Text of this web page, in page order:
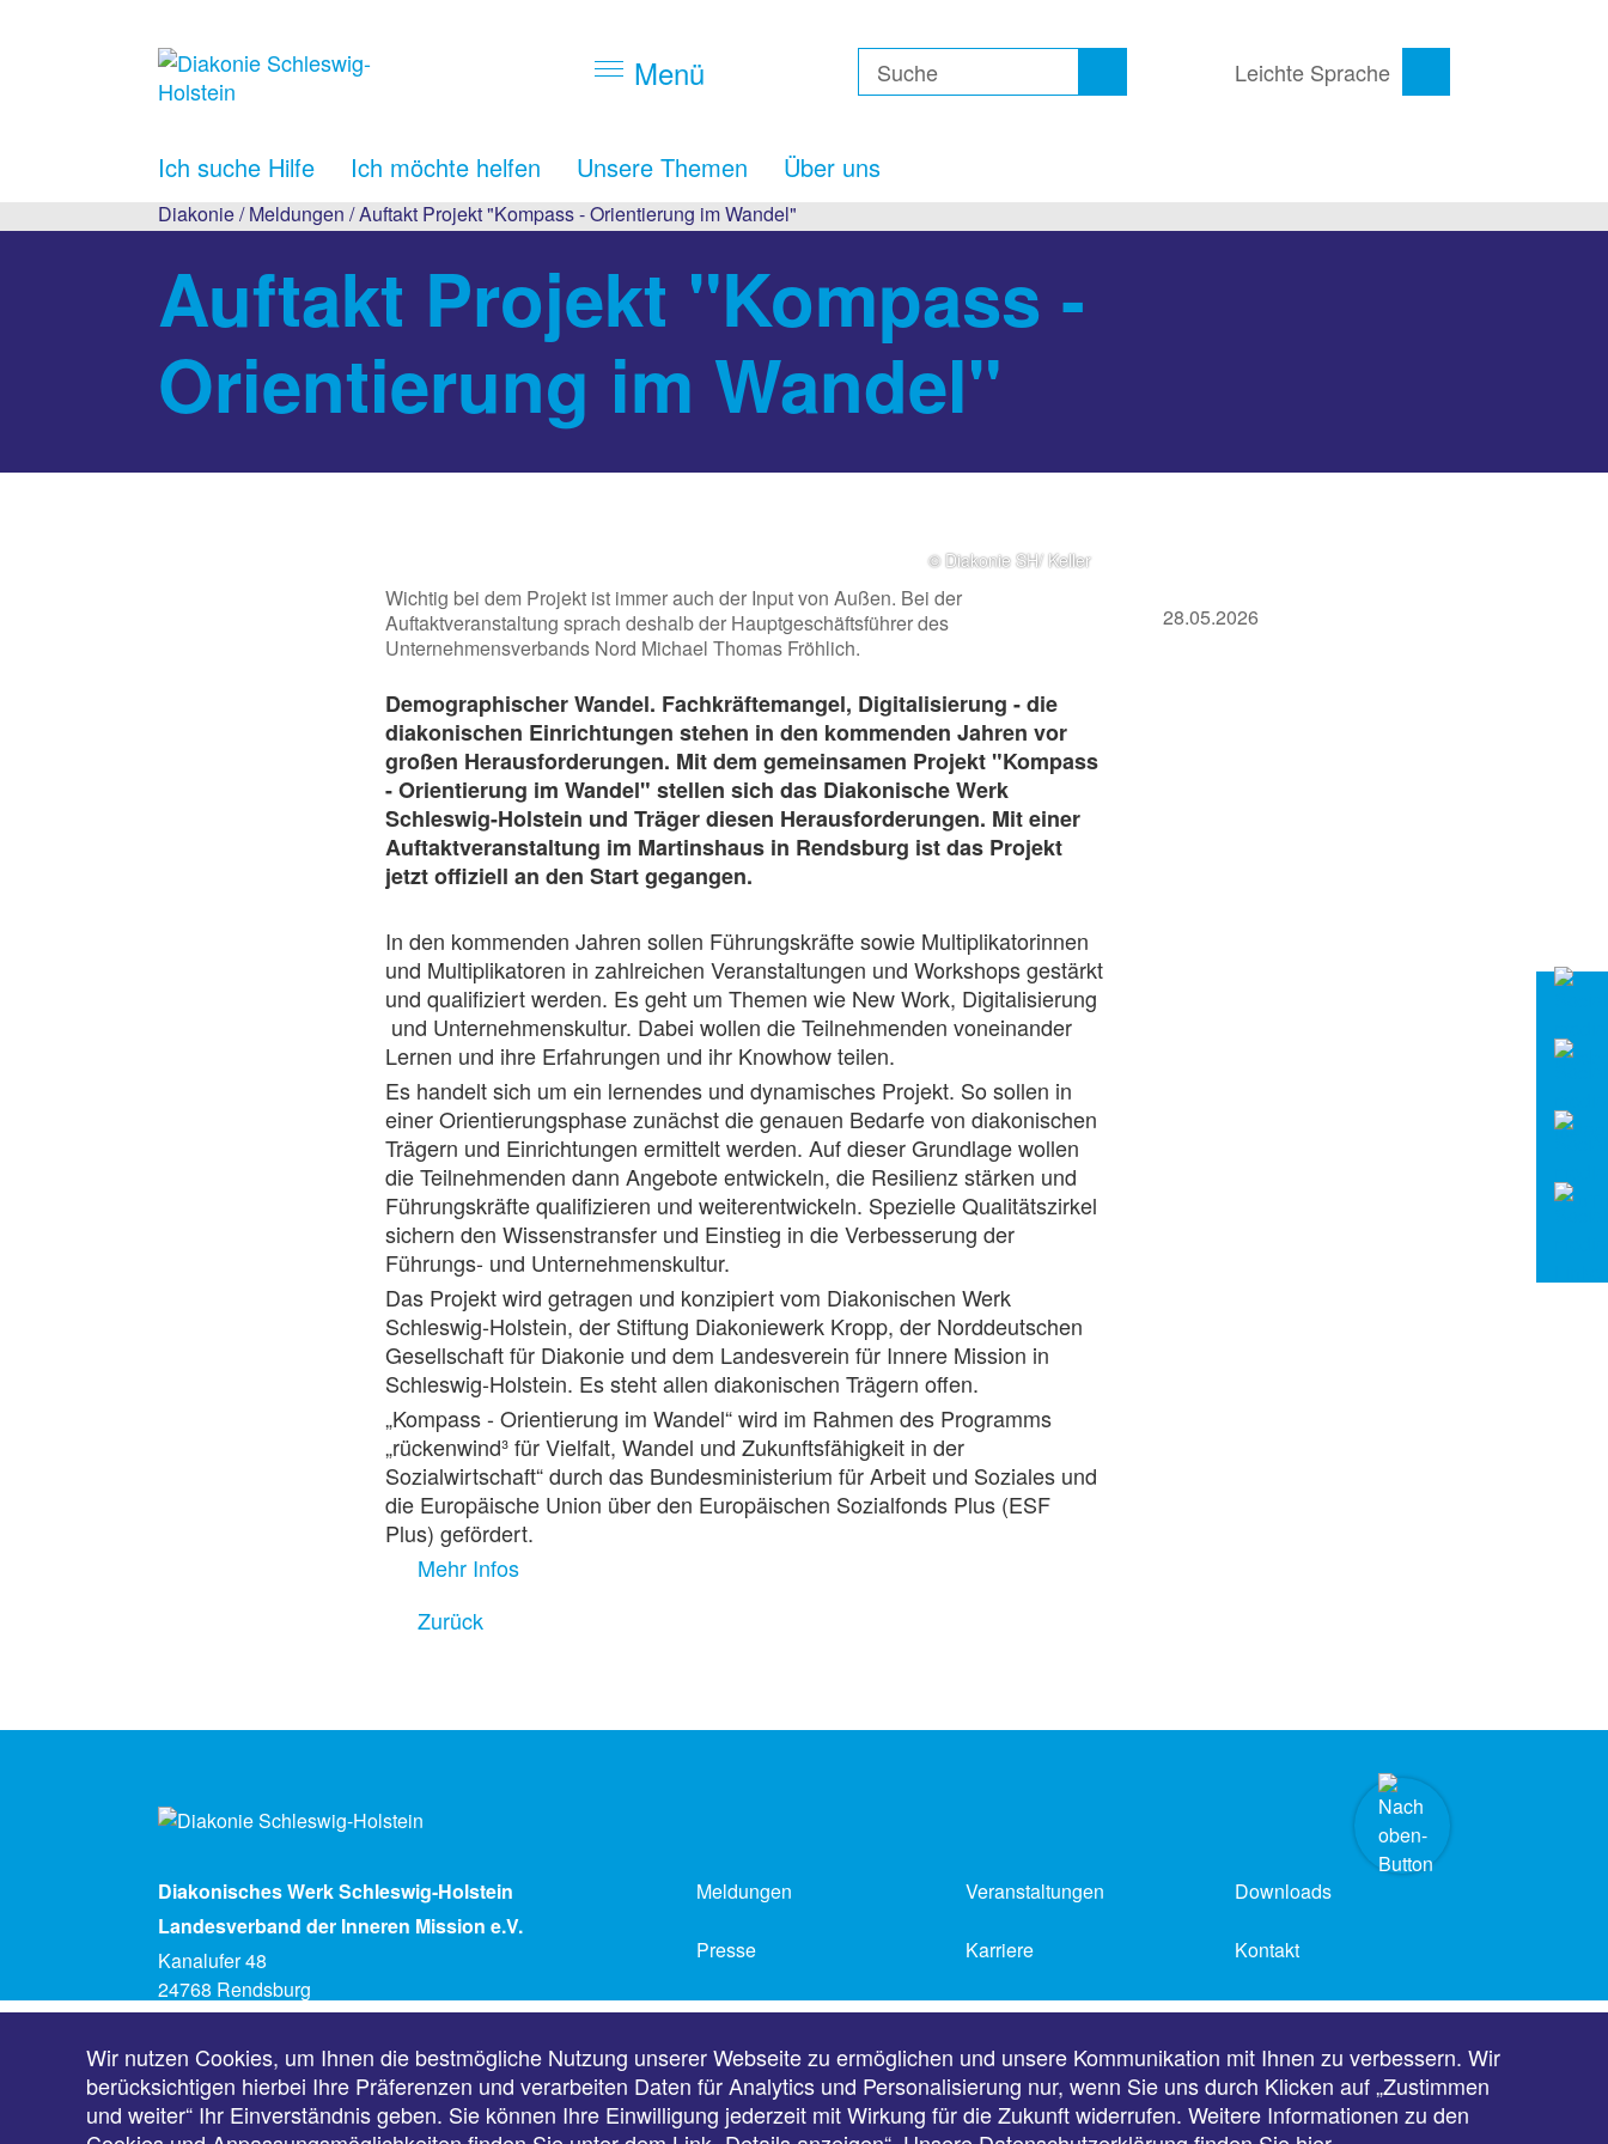
Menü Leichte Sprache
Ich suche Hilfe Ich möchte helfen Unsere Themen Über uns
Diakonie/Meldungen / Auftakt Projekt "Kompass - Orientierung im Wandel"
Auftakt Projekt "Kompass -
Orientierung im Wandel"
28.05.2026
Wichtig bei dem Projekt ist immer auch der Input von Außen. Bei der
Auftaktveranstaltung sprach deshalb der Hauptgeschäftsführer des
Unternehmensverbands Nord Michael Thomas Fröhlich.
© Diakonie SH/ Keller
Demographischer Wandel. Fachkräftemangel, Digitalisierung - die
diakonischen Einrichtungen stehen in den kommenden Jahren vor
großen Herausforderungen. Mit dem gemeinsamen Projekt "Kompass
- Orientierung im Wandel" stellen sich das Diakonische Werk
Schleswig-Holstein und Träger diesen Herausforderungen. Mit einer
Auftaktveranstaltung im Martinshaus in Rendsburg ist das Projekt
jetzt offiziell an den Start gegangen.
In den kommenden Jahren sollen Führungskräfte sowie Multiplikatorinnen
und Multiplikatoren in zahlreichen Veranstaltungen und Workshops gestärkt
und qualifiziert werden. Es geht um Themen wie New Work, Digitalisierung
und Unternehmenskultur. Dabei wollen die Teilnehmenden voneinander
Lernen und ihre Erfahrungen und ihr Knowhow teilen.
Es handelt sich um ein lernendes und dynamisches Projekt. So sollen in
einer Orientierungsphase zunächst die genauen Bedarfe von diakonischen
Trägern und Einrichtungen ermittelt werden. Auf dieser Grundlage wollen
die Teilnehmenden dann Angebote entwickeln, die Resilienz stärken und
Führungskräfte qualifizieren und weiterentwickeln. Spezielle Qualitätszirkel
sichern den Wissenstransfer und Einstieg in die Verbesserung der
Führungs- und Unternehmenskultur.
Das Projekt wird getragen und konzipiert vom Diakonischen Werk
Schleswig-Holstein, der Stiftung Diakoniewerk Kropp, der Norddeutschen
Gesellschaft für Diakonie und dem Landesverein für Innere Mission in
Schleswig-Holstein. Es steht allen diakonischen Trägern offen.
„Kompass - Orientierung im Wandel“ wird im Rahmen des Programms
„rückenwind³ für Vielfalt, Wandel und Zukunftsfähigkeit in der
Sozialwirtschaft“ durch das Bundesministerium für Arbeit und Soziales und
die Europäische Union über den Europäischen Sozialfonds Plus (ESF
Plus) gefördert.
Mehr Infos
Zurück
Diakonisches Werk Schleswig-Holstein
Landesverband der Inneren Mission e.V.
Kanalufer 48
24768 Rendsburg
info@diakonie-sh.de
Meldungen Veranstaltungen Downloads
Presse Karriere Kontakt
Impressum Datenschutz Barrierefreiheit
Wir nutzen Cookies, um Ihnen die bestmögliche Nutzung unserer Webseite zu ermöglichen und unsere Kommunikation mit Ihnen zu verbessern. Wir
berücksichtigen hierbei Ihre Präferenzen und verarbeiten Daten für Analytics und Personalisierung nur, wenn Sie uns durch Klicken auf „Zustimmen
und weiter“ Ihr Einverständnis geben. Sie können Ihre Einwilligung jederzeit mit Wirkung für die Zukunft widerrufen. Weitere Informationen zu den